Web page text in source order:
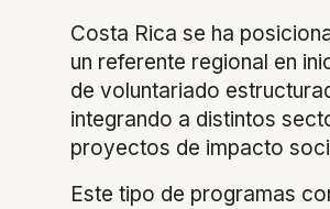
Costa Rica se ha
un referente regional en
de voluntariado
integrando a distintos
proyectos de impacto
Este tipo de programas